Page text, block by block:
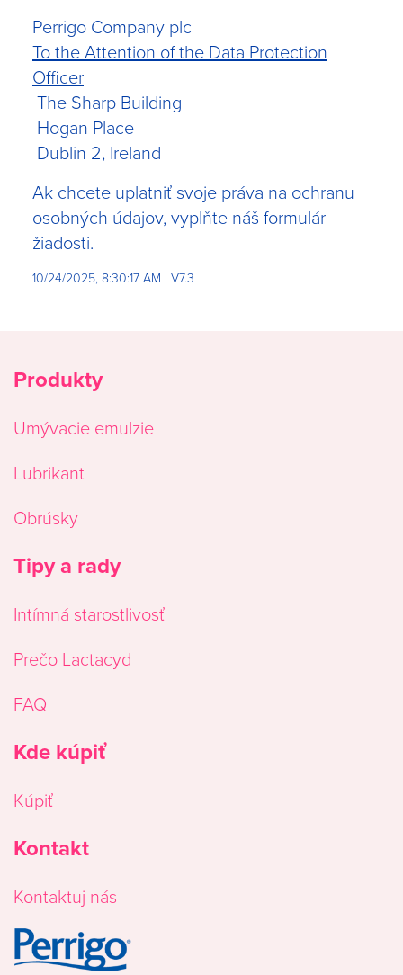
Perrigo Company plc
To the Attention of the Data Protection
Officer
The Sharp Building
Hogan Place
Dublin 2, Ireland
Ak chcete uplatniť svoje práva na ochranu
osobných údajov, vyplňte náš formulár
žiadosti.
10/24/2025, 8:30:17 AM | V7.3
Produkty
Umývacie emulzie
Lubrikant
Obrúsky
Tipy a rady
Intímná starostlivosť
Prečo Lactacyd
FAQ
Kde kúpiť
Kúpiť
Kontakt
Kontaktuj nás
Image